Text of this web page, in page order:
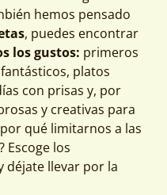
hemos pensado
, puedes encontrar
los gustos: primeros
platos
con prisas y, por
y creativas para
qué limitarnos a las
Escoge los
déjate llevar por la